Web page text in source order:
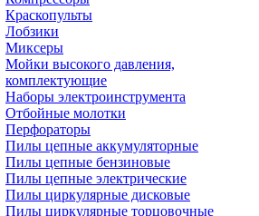
Краскопульты
Лобзики
Миксеры
Мойки высокого давления,
комплектующие
Наборы электроинструмента
Отбойные молотки
Перфораторы
Пилы цепные аккумуляторные
Пилы цепные бензиновые
Пилы цепные электрические
Пилы циркулярные дисковые
Пилы циркулярные торцовочные